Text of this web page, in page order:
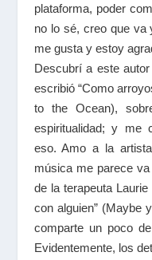
plataforma, poder
no lo sé, creo que va
me gusta y estoy
Descubrí a este
escribió “Como
to the Ocean),
espiritualidad; y me
eso. Amo a la
música me parece
de la terapeuta
con alguien” (Maybe
comparte un poco
Evidentemente, los